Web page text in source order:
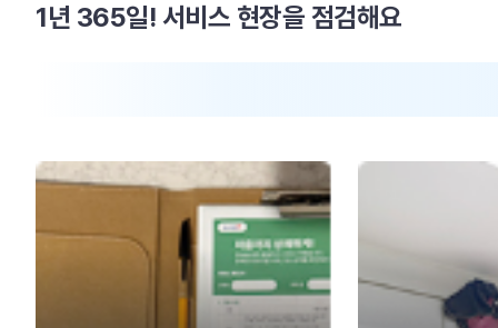
1년 365일! 서비스 현장을 점검해요